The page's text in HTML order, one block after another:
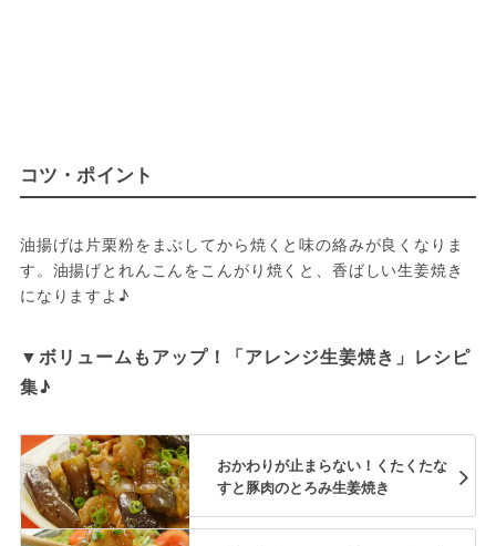
コツ・ポイント
油揚げは片栗粉をまぶしてから焼くと味の絡みが良くなりま
す。油揚げとれんこんをこんがり焼くと、香ばしい生姜焼き
になりますよ♪
▼ボリュームもアップ！「アレンジ生姜焼き」レシピ
集♪
おかわりが止まらない！くたくたな
すと豚肉のとろみ生姜焼き